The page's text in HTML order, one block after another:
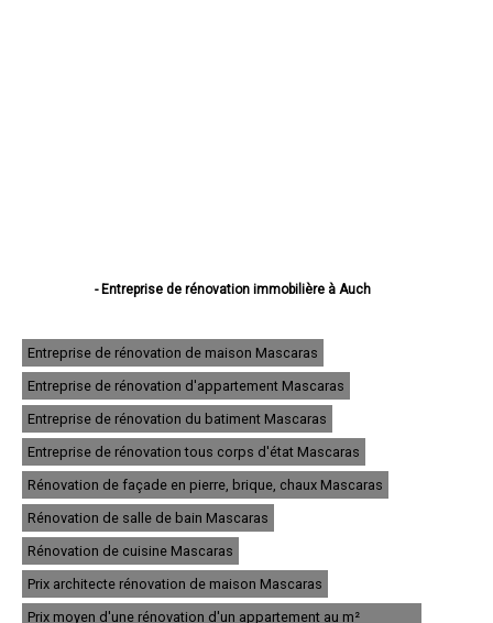
- Entreprise de rénovation immobilière à Auch
- Entreprise de rénovation immobilière à Fleurance
- Entreprise de rénovation immobilière à Eauze
- Entreprise de rénovation immobilière à Mirande
- Entreprise de rénovation immobilière à Lectoure
- Entreprise de rénovation immobilière à Vic-Fezensac
- Entreprise de rénovation immobilière à Gimont
- Entreprise de rénovation immobilière à Pavie
- Entreprise de rénovation immobilière à Samatan
- Entreprise de rénovation immobilière à Nogaro
- Entreprise de rénovation immobilière à Lombez
- Entreprise de rénovation immobilière à Mauvezin
- Entreprise de rénovation immobilière à Cazaubon
- Entreprise de rénovation immobilière à Riscle
- Entreprise de rénovation immobilière à Masseube
Entreprise de rénovation de maison Mascaras
Entreprise de rénovation d'appartement Mascaras
Entreprise de rénovation du batiment Mascaras
Entreprise de rénovation tous corps d'état Mascaras
Rénovation de façade en pierre, brique, chaux Mascaras
Rénovation de salle de bain Mascaras
Rénovation de cuisine Mascaras
Prix architecte rénovation de maison Mascaras
Prix moyen d'une rénovation d'un appartement au m²